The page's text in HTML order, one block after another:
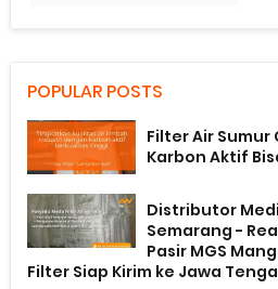
POPULAR POSTS
Filter Air Sumur
Karbon Aktif
Distributor
Semarang -
Pasir MGS
Filter Siap Kirim ke Jawa